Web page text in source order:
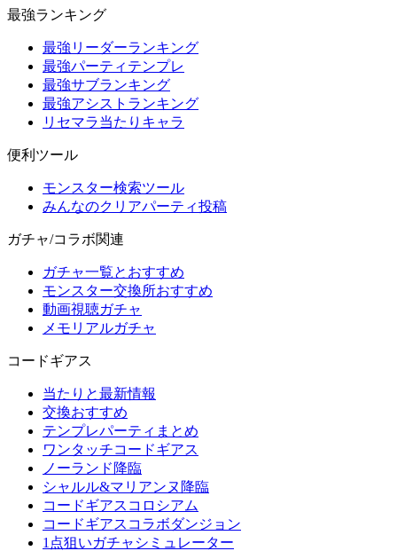
最強ランキング
最強リーダーランキング
最強パーティテンプレ
最強サブランキング
最強アシストランキング
リセマラ当たりキャラ
便利ツール
モンスター検索ツール
みんなのクリアパーティ投稿
ガチャ/コラボ関連
ガチャ一覧とおすすめ
モンスター交換所おすすめ
動画視聴ガチャ
メモリアルガチャ
コードギアス
当たりと最新情報
交換おすすめ
テンプレパーティまとめ
ワンタッチコードギアス
ノーランド降臨
シャルル&マリアンヌ降臨
コードギアスコロシアム
コードギアスコラボダンジョン
1点狙いガチャシミュレーター